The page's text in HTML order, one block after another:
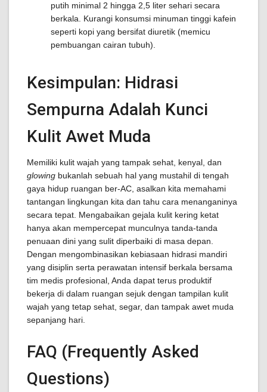
putih minimal 2 hingga 2,5 liter sehari secara
berkala. Kurangi konsumsi minuman tinggi kafein
seperti kopi yang bersifat diuretik (memicu
pembuangan cairan tubuh).
Kesimpulan: Hidrasi
Sempurna Adalah Kunci
Kulit Awet Muda
Memiliki kulit wajah yang tampak sehat, kenyal, dan
glowing bukanlah sebuah hal yang mustahil di tengah
gaya hidup ruangan ber-AC, asalkan kita memahami
tantangan lingkungan kita dan tahu cara menanganinya
secara tepat. Mengabaikan gejala kulit kering ketat
hanya akan mempercepat munculnya tanda-tanda
penuaan dini yang sulit diperbaiki di masa depan.
Dengan mengombinasikan kebiasaan hidrasi mandiri
yang disiplin serta perawatan intensif berkala bersama
tim medis profesional, Anda dapat terus produktif
bekerja di dalam ruangan sejuk dengan tampilan kulit
wajah yang tetap sehat, segar, dan tampak awet muda
sepanjang hari.
FAQ (Frequently Asked
Questions)